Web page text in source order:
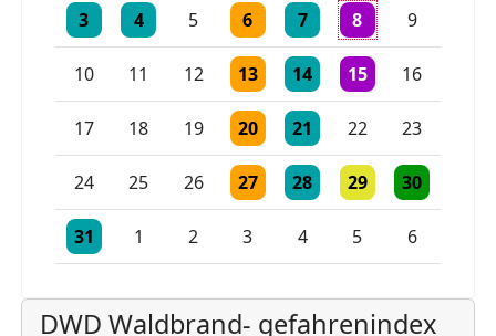
3
Einzelne Veranstaltung
4
Einzelne Veranstaltung
5 6
Einzelne Veranstaltung
7
Einzelne Veranstaltung
8
3 Veranstaltungen
9
10 11 12 13
Einzelne Veranstaltung
14
Einzelne Veranstaltung
15
Einzelne16
17 18 19 20
Einzelne Veranstaltung
21
Einzelne Veranstaltung
22 23
24 25 26 27
Einzelne Veranstaltung
28
Einzelne Veranstaltung
29
Einzelne30
Einzelne
31
Einzelne Veranstaltung
1 2 3
Einzelne Veranstaltung
4
Einzelne Veranstaltung
5 6
DWD Waldbrand- gefahrenindex